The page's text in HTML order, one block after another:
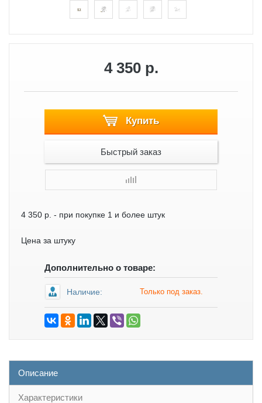
4 350 р.
Купить
Быстрый заказ
4 350 р. - при покупке 1 и более штук
Цена за штуку
Дополнительно о товаре:
Наличие: Только под заказ.
Описание
Характеристики